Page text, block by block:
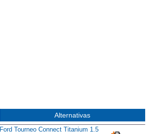
Alternativas
Ford Tourneo Connect Titanium 1.5